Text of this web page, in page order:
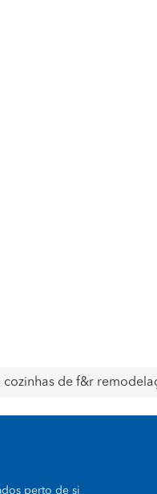
de f&r
perto de si